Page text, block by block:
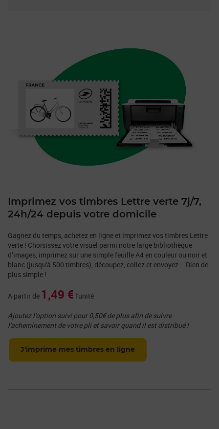
Imprimez vos timbres Lettre verte 7j/7,
24h/24 depuis votre domicile
Gagnez du temps, achetez en ligne et imprimez vos timbres Lettre
verte ! Choisissez votre visuel parmi notre large bibliothèque
d’images, imprimez sur une simple feuille A4 en couleur ou noir et
blanc (jusqu'à 500 timbres), découpez, collez et envoyez... Rien de
plus simple !
A partir de 1,49 € l'unité
Ajoutez l’option suivi pour 0,50€ de plus afin de suivre
l'acheminement de votre pli et savoir quand il est distribué !
J'imprime mes timbres en ligne